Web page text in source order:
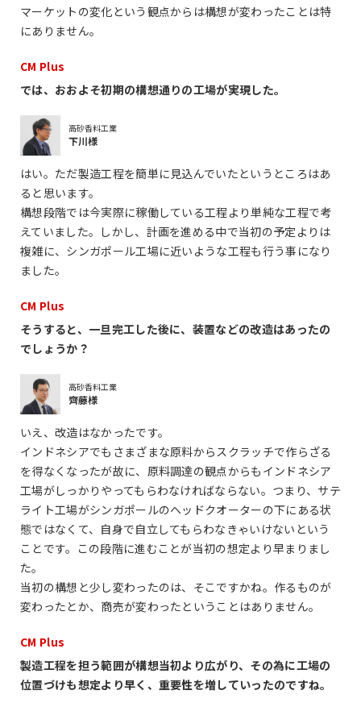
マーケットの変化という観点からは構想が変わったことは特
にありません。
CM Plus
では、おおよそ初期の構想通りの工場が実現した。
高砂香料工業
下川様
はい。ただ製造工程を簡単に見込んでいたというところはあ
ると思います。
構想段階では今実際に稼働している工程より単純な工程で考
えていました。しかし、計画を進める中で当初の予定よりは
複雑に、シンガポール工場に近いような工程も行う事になり
ました。
CM Plus
そうすると、一旦完工した後に、装置などの改造はあったの
でしょうか？
高砂香料工業
齊藤様
いえ、改造はなかったです。
インドネシアでもさまざまな原料からスクラッチで作らざる
を得なくなったが故に、原料調達の観点からもインドネシア
工場がしっかりやってもらわなければならない。つまり、サテ
ライト工場がシンガポールのヘッドクオーターの下にある状
態ではなくて、自身で自立してもらわなきゃいけないという
ことです。この段階に進むことが当初の想定より早まりまし
た。
当初の構想と少し変わったのは、そこですかね。作るものが
変わったとか、商売が変わったということはありません。
CM Plus
製造工程を担う範囲が構想当初より広がり、その為に工場の
位置づけも想定より早く、重要性を増していったのですね。